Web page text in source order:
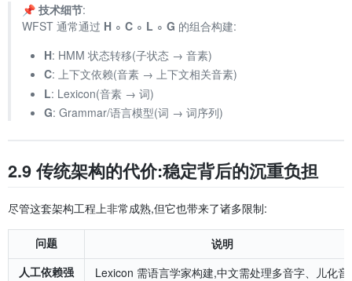
📌 技术细节:
WFST 通常通过 H ∘ C ∘ L ∘ G 的组合构建:
H: HMM 状态转移(子状态 → 音素)
C: 上下文依赖(音素 → 上下文相关音素)
L: Lexicon(音素 → 词)
G: Grammar/语言模型(词 → 词序列)
2.9 传统架构的代价:稳定背后的沉重负担
尽管这套架构工程上非常成熟,但它也带来了诸多限制:
问题
说明
人工依赖强
Lexicon 需语言学家构建,中文需处理多音字、儿化音